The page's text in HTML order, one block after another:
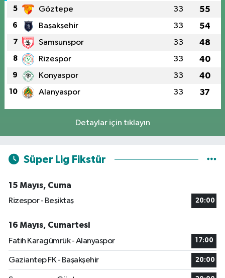
5 Göztepe 33 55
6 Başakşehir 33 54
7 Samsunspor 33 48
8 Rizespor 33 40
9 Konyaspor 33 40
10 Alanyaspor 33 37
Detaylar için tıklayın
Süper Lig Fikstür
15 Mayıs, Cuma
Rizespor - Beşiktaş
20:00
16 Mayıs, Cumartesi
Fatih Karagümrük - Alanyaspor
17:00
Gaziantep FK - Başakşehir 20:00